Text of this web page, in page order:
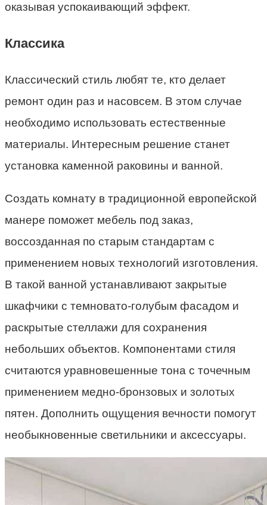
оказывая успокаивающий эффект.
Классика
Классический стиль любят те, кто делает
ремонт один раз и насовсем. В этом случае
необходимо использовать естественные
материалы. Интересным решение станет
установка каменной раковины и ванной.
Создать комнату в традиционной европейской
манере поможет мебель под заказ,
воссозданная по старым стандартам с
применением новых технологий изготовления.
В такой ванной устанавливают закрытые
шкафчики с темновато-голубым фасадом и
раскрытые стеллажи для сохранения
небольших объектов. Компонентами стиля
считаются уравновешенные тона с точечным
применением медно-бронзовых и золотых
пятен. Дополнить ощущения вечности помогут
необыкновенные светильники и аксессуары.